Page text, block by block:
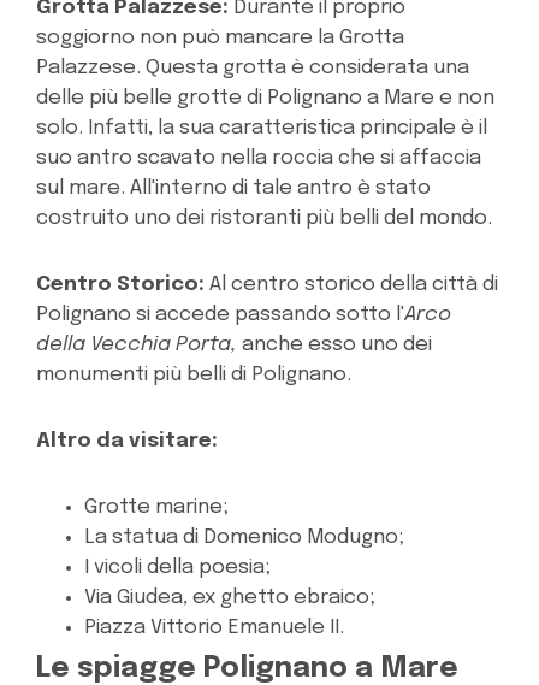
Grotta Palazzese: Durante il proprio
soggiorno non può mancare la Grotta
Palazzese. Questa grotta è considerata una
delle più belle grotte di Polignano a Mare e non
solo. Infatti, la sua caratteristica principale è il
suo antro scavato nella roccia che si affaccia
sul mare. All'interno di tale antro è stato
costruito uno dei ristoranti più belli del mondo.
Centro Storico: Al centro storico della città di
Polignano si accede passando sotto l'Arco
della Vecchia Porta, anche esso uno dei
monumenti più belli di Polignano.
Altro da visitare:
Grotte marine;
La statua di Domenico Modugno;
I vicoli della poesia;
Via Giudea, ex ghetto ebraico;
Piazza Vittorio Emanuele II.
Le spiagge Polignano a Mare